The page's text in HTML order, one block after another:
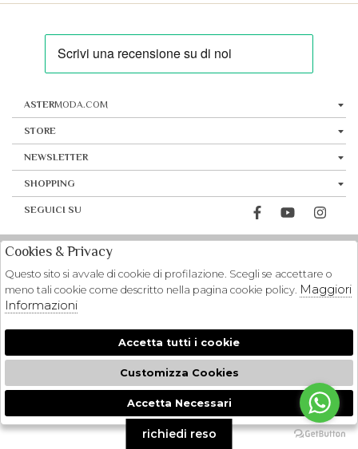
ASTERMODA.COM
STORE
NEWSLETTER
SHOPPING
SEGUICI SU
🍪
richiedi reso
Cookies & Privacy
Questo sito si avvale di cookie di profilazione. Scegli se accettare o
meno tali cookie come descritto nella pagina cookie policy. Maggiori
Informazioni
Accetta tutti i cookie
Customizza Cookies
Accetta Necessari